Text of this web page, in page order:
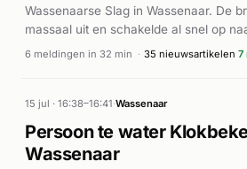
Wassenaarse Slag in Wassenaar. De
massaal uit en schakelde al snel op
extreme vlammen en rookontwikkeling.
strandgasten geëvacueerd en werd
voorzorg ontruimd. Een NL-Alert werd
omliggende gemeenten. De brandweer
meerdere korpsonderdelen uit Katwijk,
6 meldingen in 32 min · 35 nieuwsartikelen 7
15 jul · 16:38–16:41·Wassenaar
Persoon te water
Wassenaar